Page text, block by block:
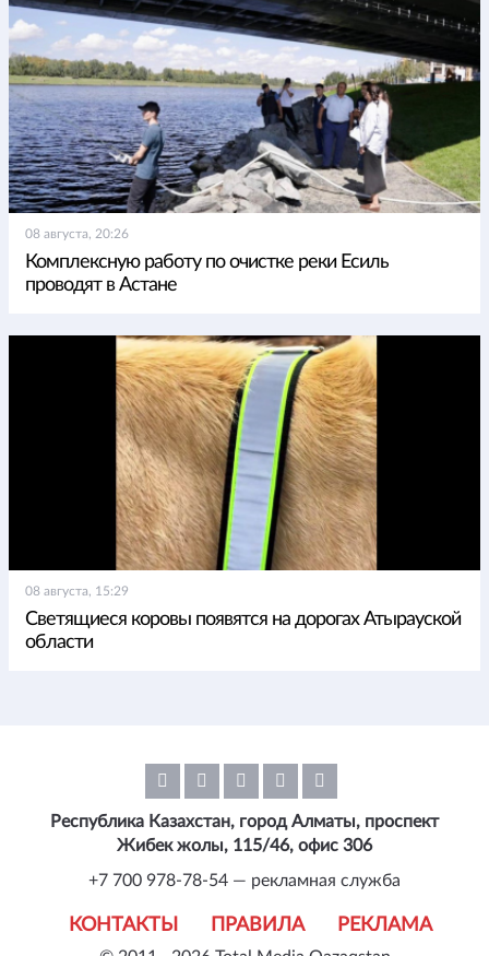
08 августа, 20:26
Комплексную работу по очистке реки Есиль
проводят в Астане
08 августа, 15:29
Светящиеся коровы появятся на дорогах Атырауской
области
КОНТАКТЫ ПРАВИЛА РЕКЛАМА
Республика Казахстан, город Алматы, проспект
Жибек жолы, 115/46, офис 306
+7 700 978-78-54 — рекламная служба